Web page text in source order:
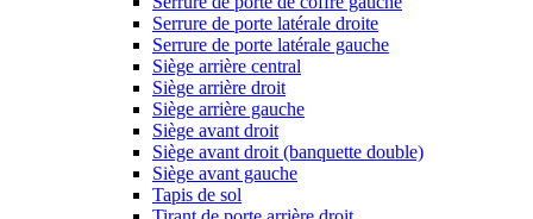
Serrure de porte latérale droite
Serrure de porte latérale gauche
Siège arrière central
Siège arrière droit
Siège arrière gauche
Siège avant droit
Siège avant droit (banquette double)
Siège avant gauche
Tapis de sol